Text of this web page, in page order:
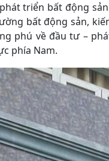
triển bất động
bất động sản,
phú về đầu tư –
phía Nam.